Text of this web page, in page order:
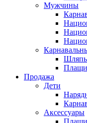
Мужчины
Продажа
Дети
Аксессуары